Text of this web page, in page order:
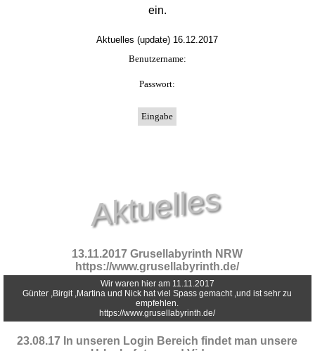
ein.
Aktuelles (update) 16.12.2017
Benutzername:
Passwort:
Aktuelles
13.11.2017 Grusellabyrinth NRW
https://www.grusellabyrinth.de/
Wir waren hier am 11.11.2017
Günter ,Birgit ,Martina und Nick hat viel Spass gemacht ,und ist sehr zu
empfehlen.
https://www.grusellabyrinth.de/
23.08.17 In unseren Login Bereich findet man unsere